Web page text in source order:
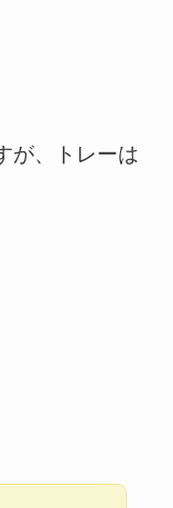
が、トレーは